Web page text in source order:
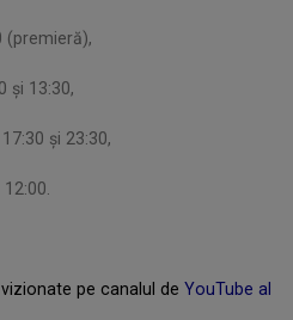
(premieră),
și 13:30,
și 23:30,
pe canalul de YouTube al